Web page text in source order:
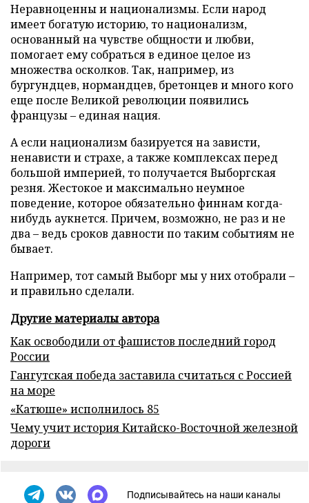
Неравноценны и национализмы. Если народ
имеет богатую историю, то национализм,
основанный на чувстве общности и любви,
помогает ему собраться в единое целое из
множества осколков. Так, например, из
бургундцев, нормандцев, бретонцев и много кого
еще после Великой революции появились
французы – единая нация.
А если национализм базируется на зависти,
ненависти и страхе, а также комплексах перед
большой империей, то получается Выборгская
резня. Жестокое и максимально неумное
поведение, которое обязательно финнам когда-
нибудь аукнется. Причем, возможно, не раз и не
два – ведь сроков давности по таким событиям не
бывает.
Например, тот самый Выборг мы у них отобрали –
и правильно сделали.
Другие материалы автора
Как освободили от фашистов последний город
России
Гангутская победа заставила считаться с Россией
на море
«Катюше» исполнилось 85
Чему учит история Китайско-Восточной железной
дороги
Подписывайтесь на наши каналы